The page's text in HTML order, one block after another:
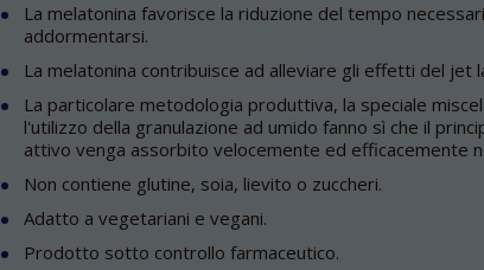
La melatonina favorisce la riduzione del tempo
addormentarsi.
La melatonina contribuisce ad alleviare gli effetti del jet
La particolare metodologia produttiva, la speciale
l'utilizzo della granulazione ad umido fanno sì che il
attivo venga assorbito velocemente ed efficacemente
Non contiene glutine, soia, lievito o zuccheri.
Adatto a vegetariani e vegani.
Prodotto sotto controllo farmaceutico.